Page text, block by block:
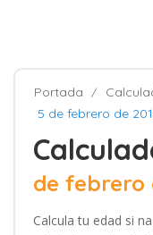
Portada
5 de febrero de
de febrero
Calcula tu edad si